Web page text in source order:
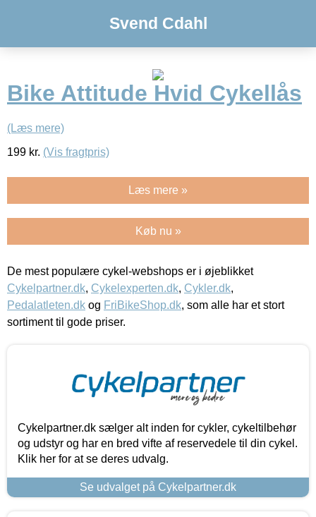
Svend Cdahl
Bike Attitude Hvid Cykellås
(Læs mere)
199 kr. (Vis fragtpris)
Læs mere »
Køb nu »
De mest populære cykel-webshops er i øjeblikket
Cykelpartner.dk, Cykelexperten.dk, Cykler.dk,
Pedalatleten.dk og FriBikeShop.dk, som alle har et stort
sortiment til gode priser.
Cykelpartner.dk sælger alt inden for cykler, cykeltilbehør
og udstyr og har en bred vifte af reservedele til din cykel.
Klik her for at se deres udvalg.
Se udvalget på Cykelpartner.dk